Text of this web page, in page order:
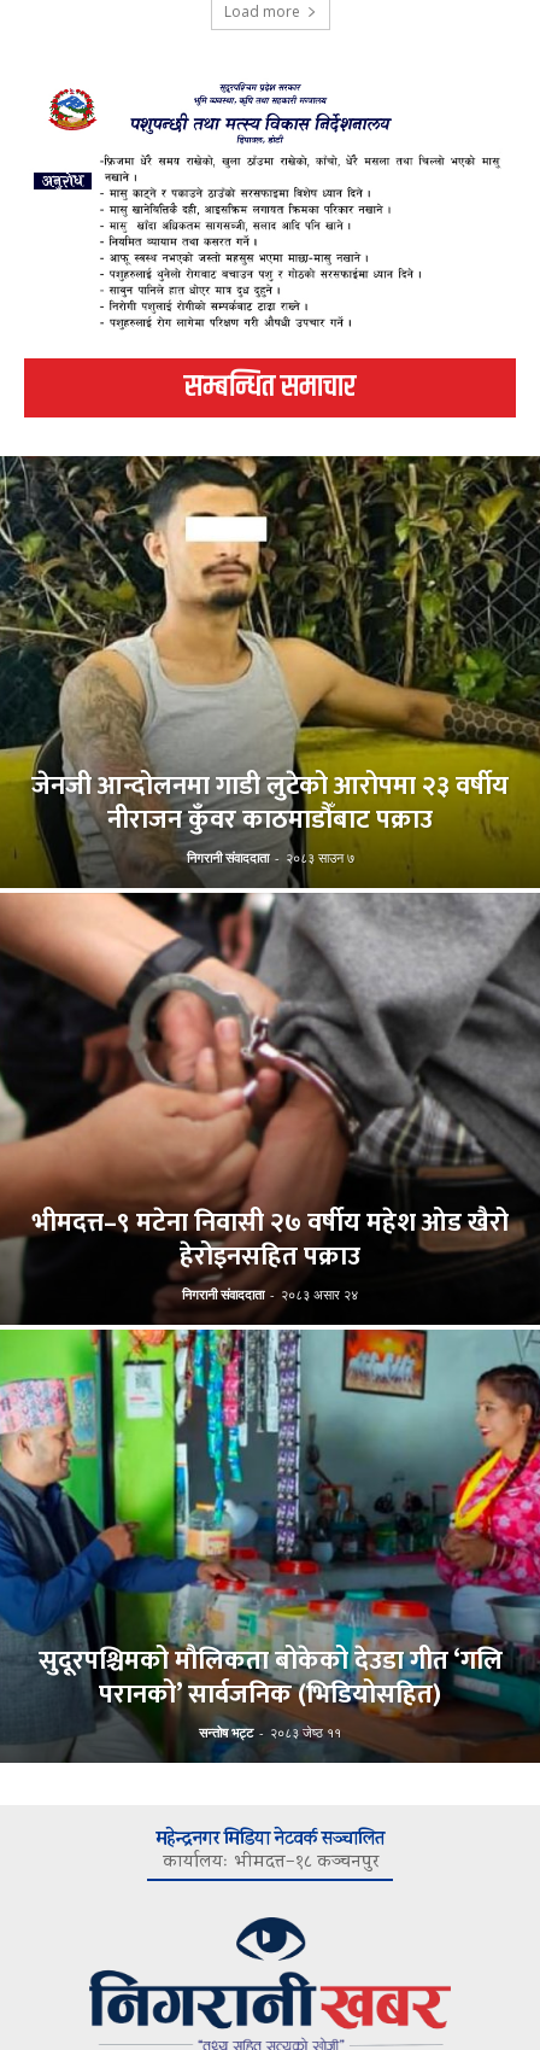
Load more
सम्बन्धित समाचार
जेनजी आन्दोलनमा गाडी लुटेको आरोपमा २३ वर्षीय
नीराजन कुँवर काठमाडौँबाट पक्राउ
निगरानी संवाददाता - २०८३ साउन ७
भीमदत्त–९ मटेना निवासी २७ वर्षीय महेश ओड खैरो
हेरोइनसहित पक्राउ
निगरानी संवाददाता - २०८३ असार २४
सुदूरपश्चिमको मौलिकता बोकेको देउडा गीत ‘गलि
परानको’ सार्वजनिक (भिडियोसहित)
सन्तोष भट्ट - २०८३ जेष्ठ ११
महेन्द्रनगर मिडिया नेटवर्क सञ्चालित
कार्यालयः भीमदत्त–१८ कञ्चनपुर